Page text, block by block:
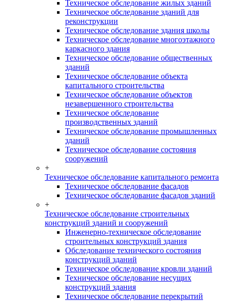
Техническое обследование жилых зданий
Техническое обследование зданий для
реконструкции
Техническое обследование здания школы
Техническое обследование многоэтажного
каркасного здания
Техническое обследование общественных
зданий
Техническое обследование объекта
капитального строительства
Техническое обследование объектов
незавершенного строительства
Техническое обследование
производственных зданий
Техническое обследование промышленных
зданий
Техническое обследование состояния
сооружений
+
Техническое обследование капитального ремонта
Техническое обследование фасадов
Техническое обследование фасадов зданий
+
Техническое обследование строительных
конструкций зданий и сооружений
Инженерно-техническое обследование
строительных конструкций здания
Обследование технического состояния
конструкций зданий
Техническое обследование кровли зданий
Техническое обследование несущих
конструкций здания
Техническое обследование перекрытий